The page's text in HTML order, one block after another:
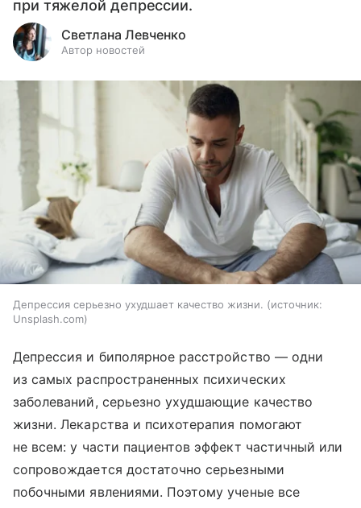
при тяжелой депрессии.
Светлана Левченко
Автор новостей
Депрессия серьезно ухудшает качество жизни.
источник:
Unsplash.com
Депрессия и биполярное расстройство — одни
из самых распространенных психических
заболеваний, серьезно ухудшающие качество
жизни. Лекарства и психотерапия помогают
не всем: у части пациентов эффект частичный или
сопровождается достаточно серьезными
побочными явлениями. Поэтому ученые все